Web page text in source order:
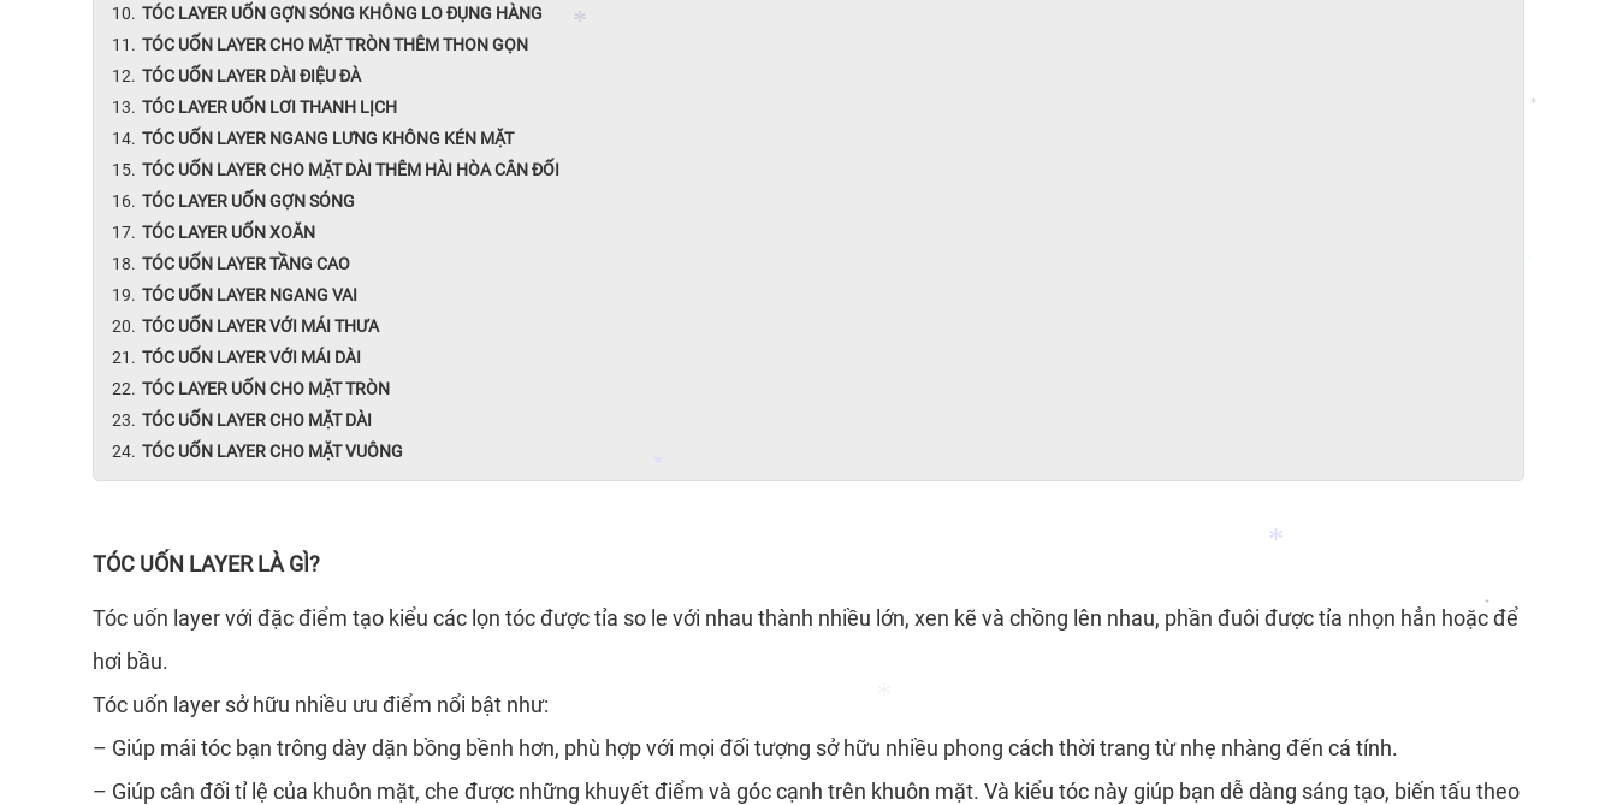
*
*
*
TÓC LAYER UỐN GỢN SÓNG KHÔNG LO ĐỤNG HÀNG
TÓC UỐN LAYER CHO MẶT TRÒN THÊM THON GỌN
TÓC UỐN LAYER DÀI ĐIỆU ĐÀ
TÓC LAYER UỐN LƠI THANH LỊCH
TÓC UỐN LAYER NGANG LƯNG KHÔNG KÉN MẶT
TÓC UỐN LAYER CHO MẶT DÀI THÊM HÀI HÒA CÂN ĐỐI
TÓC LAYER UỐN GỢN SÓNG
TÓC LAYER UỐN XOĂN
TÓC UỐN LAYER TẦNG CAO
TÓC UỐN LAYER NGANG VAI
TÓC UỐN LAYER VỚI MÁI THƯA
TÓC UỐN LAYER VỚI MÁI DÀI
TÓC LAYER UỐN CHO MẶT TRÒN
TÓC UỐN LAYER CHO MẶT DÀI
TÓC UỐN LAYER CHO MẶT VUÔNG
TÓC UỐN LAYER LÀ GÌ?
Tóc uốn layer với đặc điểm tạo kiểu các lọn tóc được tỉa so le với nhau thành nhiều lớn, xen kẽ và chồng lên nhau, phần đuôi được tỉa nhọn hẳn hoặc để
hơi bầu.
Tóc uốn layer sở hữu nhiều ưu điểm nổi bật như:
– Giúp mái tóc bạn trông dày dặn bồng bềnh hơn, phù hợp với mọi đối tượng sở hữu nhiều phong cách thời trang từ nhẹ nhàng đến cá tính.
– Giúp cân đối tỉ lệ của khuôn mặt, che được những khuyết điểm và góc cạnh trên khuôn mặt. Và kiểu tóc này giúp bạn dễ dàng sáng tạo, biến tấu theo